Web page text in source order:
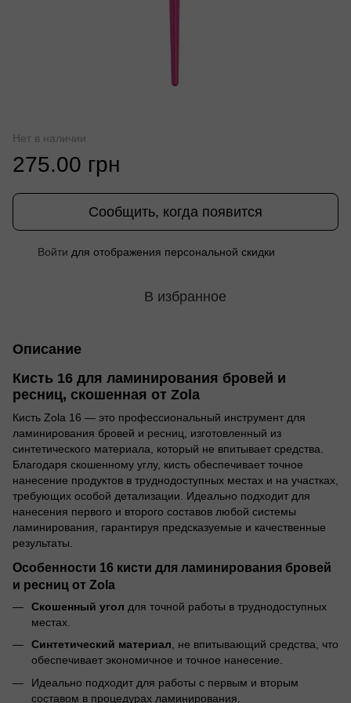
Нет в наличии
275.00 грн
Сообщить, когда появится
Войти для отображения персональной скидки
В избранное
Описание
Кисть 16 для ламинирования бровей и
ресниц, скошенная от Zola
Кисть Zola 16 — это профессиональный инструмент для
ламинирования бровей и ресниц, изготовленный из
синтетического материала, который не впитывает средства.
Благодаря скошенному углу, кисть обеспечивает точное
нанесение продуктов в труднодоступных местах и на участках,
требующих особой детализации. Идеально подходит для
нанесения первого и второго составов любой системы
ламинирования, гарантируя предсказуемые и качественные
результаты.
Особенности 16 кисти для ламинирования бровей
и ресниц от Zola
Скошенный угол для точной работы в труднодоступных
местах.
Синтетический материал , не впитывающий средства, что
обеспечивает экономичное и точное нанесение.
Идеально подходит для работы с первым и вторым
составом в процедурах ламинирования.